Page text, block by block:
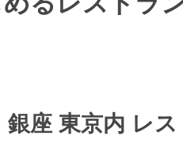
座 東京内 レ